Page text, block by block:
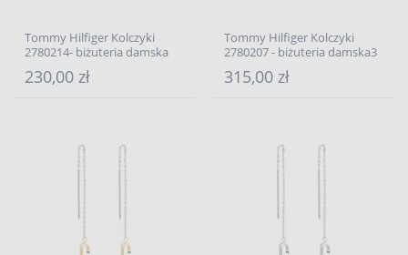
Tommy Hilfiger Kolczyki
2780214- biżuteria damska
230,00 zł
Tommy Hilfiger Kolczyki
2780207 - biżuteria damska3
315,00 zł